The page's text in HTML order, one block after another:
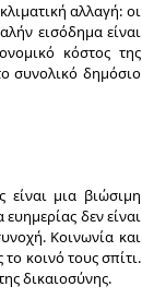
αλλαγή: οι
εισόδημα είναι
κόστος της
συνολικό δημόσιο
είναι μια βιώσιμη
δεν είναι
Κοινωνία και
κοινό τους σπίτι.
δικαιοσύνης.